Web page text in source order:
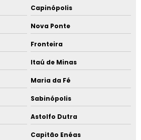
Capinópolis
Nova Ponte
Fronteira
Itaú de Minas
Maria da Fé
Sabinópolis
Astolfo Dutra
Capitão Enéas